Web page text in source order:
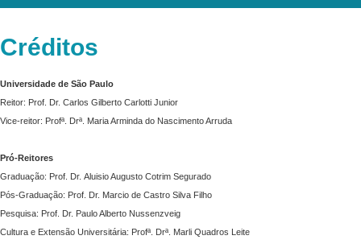
Créditos
Universidade de São Paulo
Reitor: Prof. Dr. Carlos Gilberto Carlotti Junior
Vice-reitor: Profª. Drª. Maria Arminda do Nascimento Arruda
Pró-Reitores
Graduação: Prof. Dr. Aluisio Augusto Cotrim Segurado
Pós-Graduação: Prof. Dr. Marcio de Castro Silva Filho
Pesquisa: Prof. Dr. Paulo Alberto Nussenzveig
Cultura e Extensão Universitária: Profª. Drª. Marli Quadros Leite